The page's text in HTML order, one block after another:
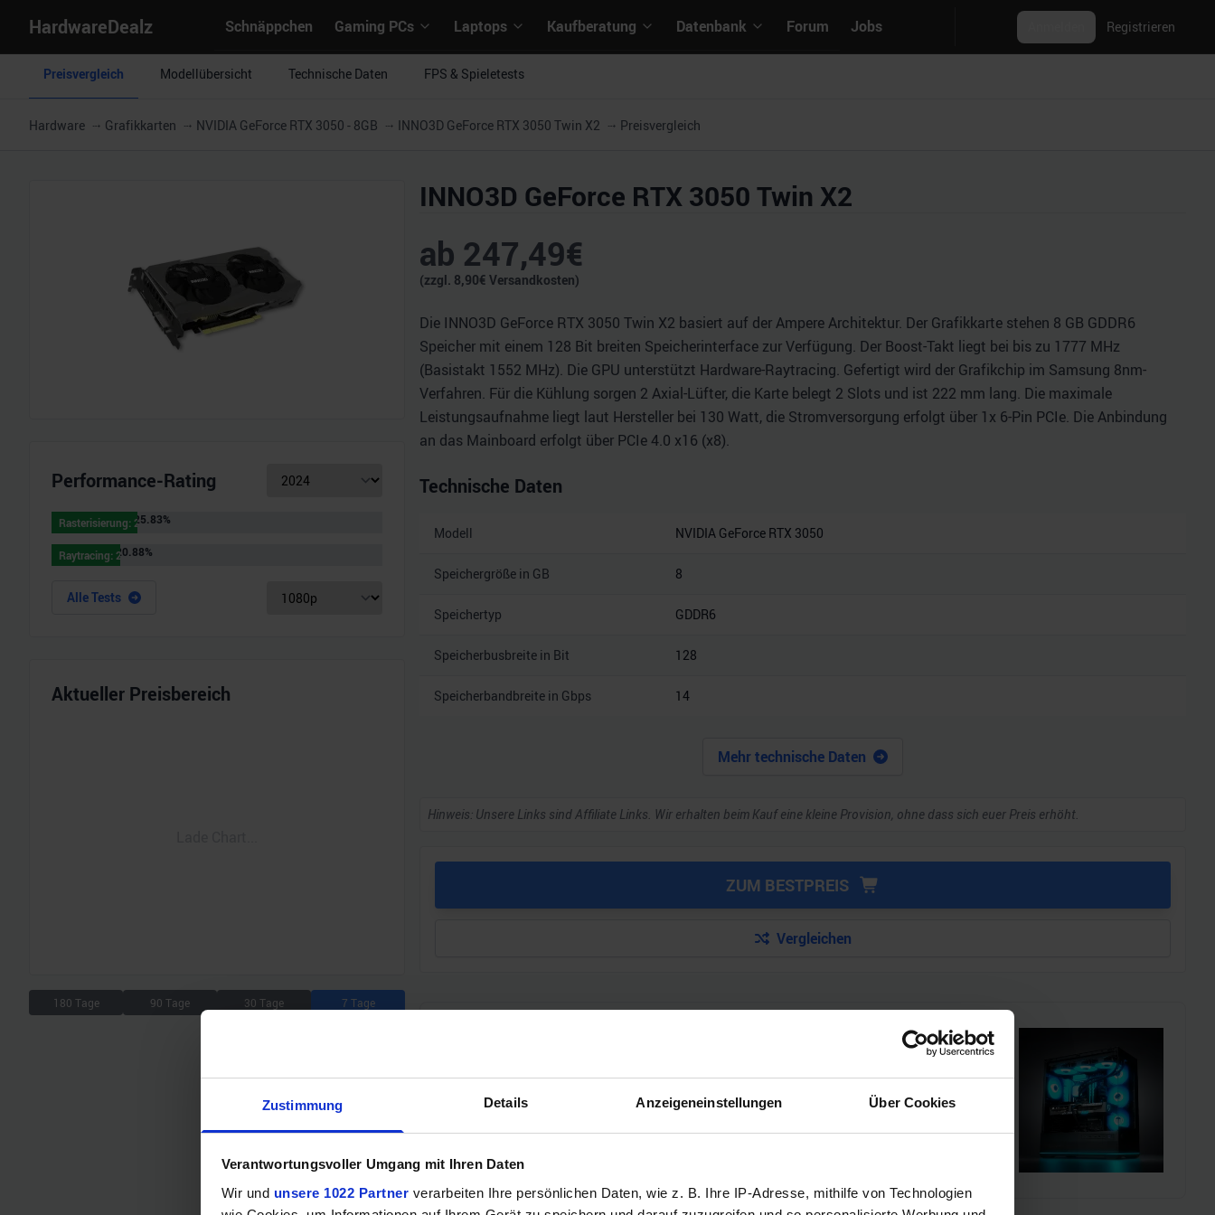
Zustimmung Details Anzeigeneinstellungen Über Cookies
Verantwortungsvoller Umgang mit Ihren Daten
Wir und unsere 1022 Partner verarbeiten Ihre persönlichen Daten, wie z. B. Ihre IP-Adresse, mithilfe von Technologien
HardwareDealz Schnäppchen Gaming PCs Laptops Kaufberatung Datenbank Forum Jobs Registrieren
Preisvergleich Modellübersicht Technische Daten FPS & Spieletests
Hardware Grafikkarten NVIDIA GeForce RTX 3050 - 8GB INNO3D GeForce RTX 3050 Twin X2 Preisvergleich
Performance-Rating
Rasterisierung:25.83%
Rasterisierung:25.83%
Raytracing:20.88%
Raytracing:20.88%
Alle Tests
Aktueller Preisbereich
180 Tage 90 Tage 30 Tage 7 Tage
INNO3D GeForce RTX 3050 Twin X2
ab 247,49€
(zzgl. 8,90€ Versandkosten)
Die INNO3D GeForce RTX 3050 Twin X2 basiert auf der Ampere Architektur. Der Grafikkarte stehen 8 GB GDDR6
Speicher mit einem 128 Bit breiten Speicherinterface zur Verfügung. Der Boost-Takt liegt bei bis zu 1777 MHz
(Basistakt 1552 MHz). Die GPU unterstützt Hardware-Raytracing. Gefertigt wird der Grafikchip im Samsung 8nm-
Verfahren. Für die Kühlung sorgen 2 Axial-Lüfter, die Karte belegt 2 Slots und ist 222 mm lang. Die maximale
Leistungsaufnahme liegt laut Hersteller bei 130 Watt, die Stromversorgung erfolgt über 1x 6-Pin PCIe. Die Anbindung
an das Mainboard erfolgt über PCIe 4.0 x16 (x8).
Technische Daten
Modell NVIDIA GeForce RTX 3050
Speichergröße in GB 8
Speichertyp GDDR6
Speicherbusbreite in Bit 128
Speicherbandbreite in Gbps 14
Mehr technische Daten
Hinweis: Unsere Links sind Affiliate Links. Wir erhalten beim Kauf eine kleine Provision, ohne dass sich euer Preis erhöht.
ZUM BESTPREIS
Vergleichen
Bis zum 21. August hast du die Chance, bei unserem Gewinnspiel einen MSI Gaming-PC zu
Jetzt teilnehmen!